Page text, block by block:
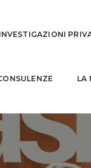
INVESTIGAZIONI
LA